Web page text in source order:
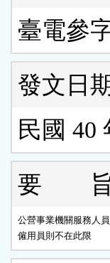
臺電參
發文日
民國 40
要 旨
公營事業機關服務人
僱用員則不在此限